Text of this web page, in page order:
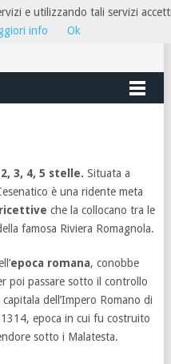
3, 4, 5 stelle. Situata a
è una ridente meta
che la collocano tra le
famosa Riviera Romagnola.
epoca romana, conobbe
poi passare sotto il controllo
dell’Impero Romano di
epoca in cui fu costruito
sotto i Malatesta.
e utilizzando tali servizi
info Ok